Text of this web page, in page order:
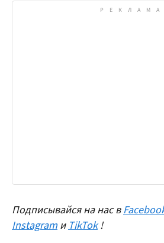
Подписывайся на нас в
Instagram иTikTok !